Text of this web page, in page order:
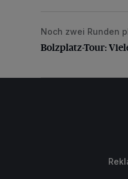
Bolzplatz-Tour:
Noch zwei Runden
Bolzplatz-Tour: